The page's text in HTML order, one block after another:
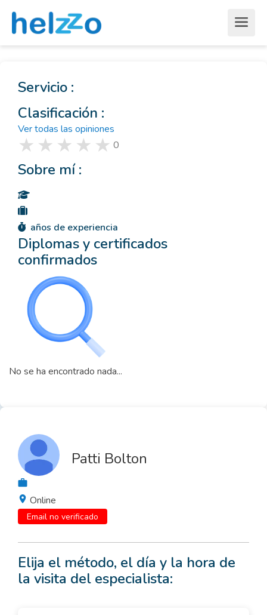
Servicio :
Clasificación :
Ver todas las opiniones
0
Sobre mí :
años de experiencia
Diplomas y certificados
confirmados
No se ha encontrado nada...
Patti Bolton
Online
Email no verificado
Elija el método, el día y la hora de
la visita del especialista: